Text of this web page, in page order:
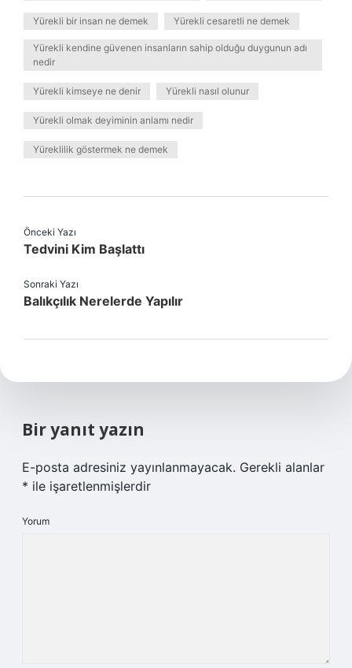
Yürekli bir insan ne demek Yürekli cesaretli ne demek
Yürekli kendine güvenen insanların sahip olduğu duygunun adı
nedir
Yürekli kimseye ne denir Yürekli nasıl olunur
Yürekli olmak deyiminin anlamı nedir
Yüreklilik göstermek ne demek
Önceki Yazı
Tedvini Kim Başlattı
Sonraki Yazı
Balıkçılık Nerelerde Yapılır
Bir yanıt yazın
E-posta adresiniz yayınlanmayacak. Gerekli alanlar
* ile işaretlenmişlerdir
Yorum